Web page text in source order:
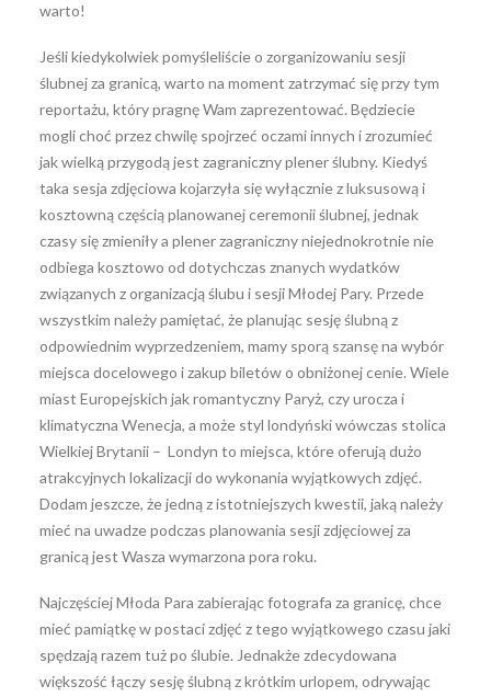
warto!
Jeśli kiedykolwiek pomyśleliście o zorganizowaniu sesji
ślubnej za granicą, warto na moment zatrzymać się przy tym
reportażu, który pragnę Wam zaprezentować. Będziecie
mogli choć przez chwilę spojrzeć oczami innych i zrozumieć
jak wielką przygodą jest zagraniczny plener ślubny. Kiedyś
taka sesja zdjęciowa kojarzyła się wyłącznie z luksusową i
kosztowną częścią planowanej ceremonii ślubnej, jednak
czasy się zmieniły a plener zagraniczny niejednokrotnie nie
odbiega kosztowo od dotychczas znanych wydatków
związanych z organizacją ślubu i sesji Młodej Pary. Przede
wszystkim należy pamiętać, że planując sesję ślubną z
odpowiednim wyprzedzeniem, mamy sporą szansę na wybór
miejsca docelowego i zakup biletów o obniżonej cenie. Wiele
miast Europejskich jak romantyczny Paryż, czy urocza i
klimatyczna Wenecja, a może styl londyński wówczas stolica
Wielkiej Brytanii – Londyn to miejsca, które oferują dużo
atrakcyjnych lokalizacji do wykonania wyjątkowych zdjęć.
Dodam jeszcze, że jedną z istotniejszych kwestii, jaką należy
mieć na uwadze podczas planowania sesji zdjęciowej za
granicą jest Wasza wymarzona pora roku.
Najczęściej Młoda Para zabierając fotografa za granicę, chce
mieć pamiątkę w postaci zdjęć z tego wyjątkowego czasu jaki
spędzają razem tuż po ślubie. Jednakże zdecydowana
większość łączy sesję ślubną z krótkim urlopem, odrywając